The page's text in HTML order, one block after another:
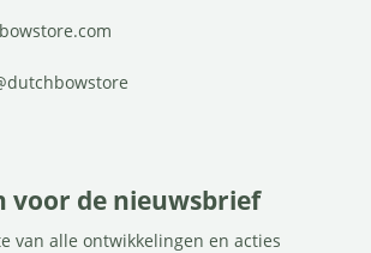
voor de nieuwsbrief
van alle ontwikkelingen en acties